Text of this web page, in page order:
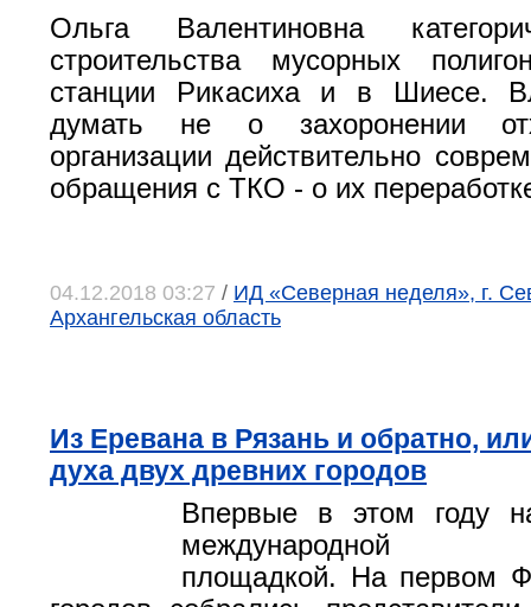
Ольга Валентиновна
строительства мусорных
станции Рикасиха и в Шиесе.
думать не о захоронении
организации действительно
обращения с ТКО - о их
04.12.2018 03:27 / ИД «Северная неделя», г.
Архангельская область
Из Еревана в Рязань и обратно,
духа двух древних городов
Впервые в этом году
международной
площадкой. На первом